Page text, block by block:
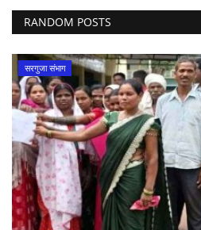
RANDOM POSTS
दुर्ग संभाग